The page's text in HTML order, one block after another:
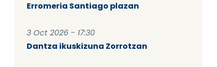
Erromeria Santiago plazan
3 Oct 2026 - 17:30
Dantza ikuskizuna Zorrotzan